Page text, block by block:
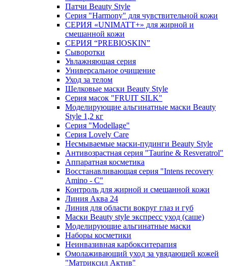
Патчи Beauty Style
Серия "Harmony" для чувствительной кожи
СЕРИЯ «UNIMATT+» для жирной и
смешанной кожи
СЕРИЯ “PREBIOSKIN”
Сыворотки
Увлажняющая серия
Универсальное очищение
Уход за телом
Шелковые маски Beauty Style
Серия масок "FRUIT SILK"
Моделирующие альгинатные маски Beauty
Style 1,2 кг
Серия "Modellage"
Cерия Lovely Care
Несмываемые маски-пудинги Beauty Style
Антивозрастная серия "Taurine & Resveratrol"
Аппаратная косметика
Восстанавливающая серия "Intens recovery
Amino - C"
Контроль для жирной и смешанной кожи
Линия Аква 24
Линия для области вокруг глаз и губ
Маски Beauty style экспресс уход (саше)
Моделирующие альгинатные маски
Наборы косметики
Неинвазивная карбокситерапия
Омолаживающий уход за увядающей кожей
"Матриксил Актив"